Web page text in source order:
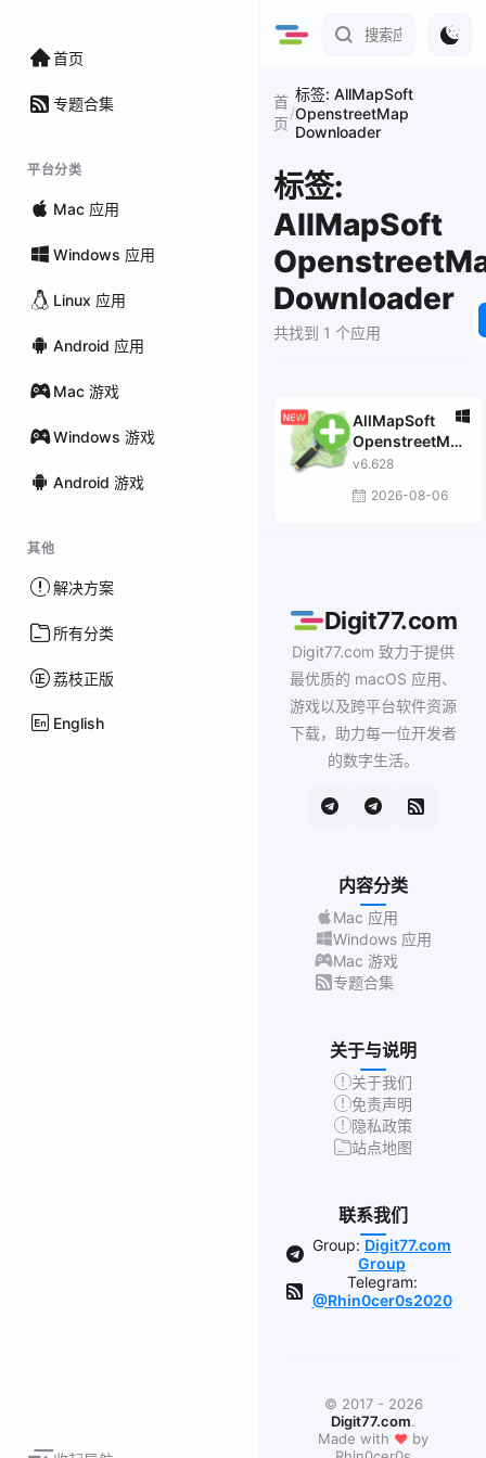
首页
专题合集
平台分类
Mac 应用
Windows 应用
Linux 应用
Android 应用
Mac 游戏
Windows 游戏
Android 游戏
其他
解决方案
所有分类
荔枝正版
English
首
页
/
标签: AllMapSoft
OpenstreetMap
Downloader
标签:
AllMapSoft
Downloader
共找到 1 个应用
AllMapSoft
OpenstreetMap
Downloader
v6.628
2026-08-06
Digit77.com
Digit77.com 致力于提供
最优质的 macOS 应用、
游戏以及跨平台软件资源
下载，助力每一位开发者
的数字生活。
内容分类
Mac 应用
Windows 应用
Mac 游戏
专题合集
关于与说明
关于我们
免责声明
隐私政策
站点地图
联系我们
Group: Digit77.com
Group
Telegram:
@Rhin0cer0s2020
© 2017 - 2026
Digit77.com.
Made with ❤ by